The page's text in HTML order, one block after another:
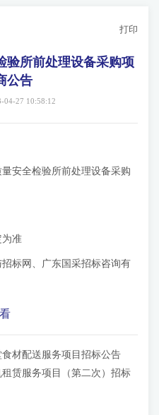
打印
验所前处理设备采购项
公告
04-27 10:58:12
安全检验所前处理设备采购
为准
标网、广东国采招标咨询有
材配送服务项目招标公告
赁服务项目（第二次）招标